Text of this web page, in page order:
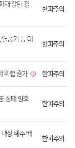
재·갈탄 질
한파주의
풍기 등 대
한파주의
위험 증가 한파주의
상태 양호
한파주의
상 폐수 배
한파주의